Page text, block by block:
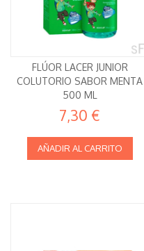
FLÚOR LACER JUNIOR
COLUTORIO SABOR MENTA
500 ML
7,30 €
AÑADIR AL CARRITO